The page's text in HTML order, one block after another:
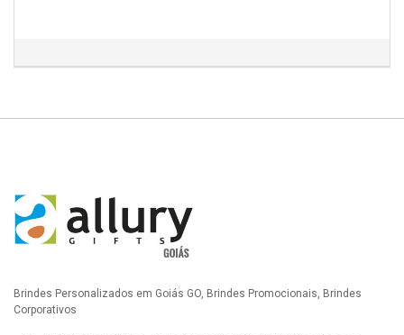
Brindes Personalizados em Goiás GO, Brindes Promocionais, Brindes
Corporativos